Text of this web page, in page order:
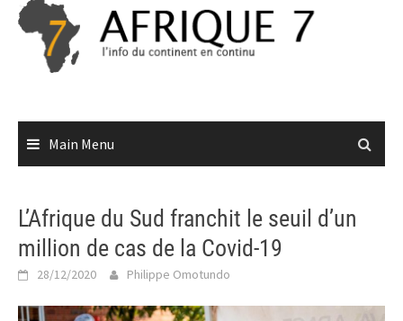
Skip
content
Main Menu
L’Afrique du Sud franchit le seuil d’un
million de cas de la Covid-19
28/12/2020 Philippe Omotundo